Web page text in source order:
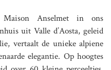
Anselmet in ons
uit Valle d’Aosta, geleid
vertaalt de unieke alpiene
elegantie. Op hoogtes